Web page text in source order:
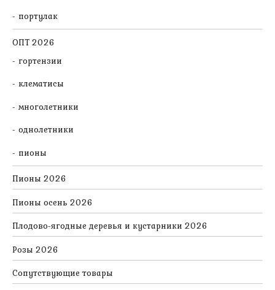
портулак
ОПТ 2026
гортензии
клематисы
многолетники
однолетники
пионы
Пионы 2026
Пионы осень 2026
Плодово-ягодные деревья и кустарники 2026
Розы 2026
Сопутствующие товары